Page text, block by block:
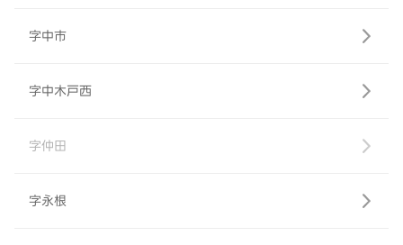
字中市
字中木戸西
字仲田
字永根